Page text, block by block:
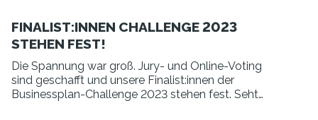
FINALIST:INNEN CHALLENGE 2023
STEHEN FEST!
Die Spannung war groß. Jury- und Online-Voting
sind geschafft und unsere Finalist:innen der
Businessplan-Challenge 2023 stehen fest. Seht